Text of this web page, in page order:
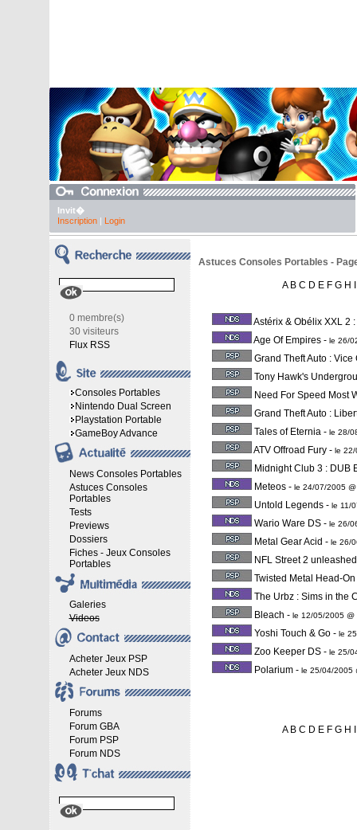
Invit�
Inscription| Login
0 membre(s)
30 visiteurs
Flux RSS
Consoles Portables
Nintendo Dual Screen
Playstation Portable
GameBoy Advance
News Consoles Portables
Astuces Consoles
Portables
Tests
Previews
Dossiers
Fiches - Jeux Consoles
Portables
Galeries
Videos
Acheter Jeux PSP
Acheter Jeux NDS
Forums
Forum GBA
Forum PSP
Forum NDS
Astuces Consoles Portables -
A B C D E F G H
Astérix & Obélix XXL 2
Age Of Empires - le 26/
Grand Theft Auto : Vice
Tony Hawk's
Need For Speed Most
Grand Theft Auto :
Tales of Eternia - le 28/
ATV Offroad Fury - le 22/
Midnight Club 3 : DUB
Meteos - le 24/07/2005
Untold Legends - le 11/
Wario Ware DS - le 26/
Metal Gear Acid - le 26/
NFL Street 2 unleashed
Twisted Metal Head-On
The Urbz : Sims in the
Bleach - le 12/05/2005 @
Yoshi Touch & Go - le
Zoo Keeper DS - le 25/
Polarium - le 25/04/2005
A B C D E F G H